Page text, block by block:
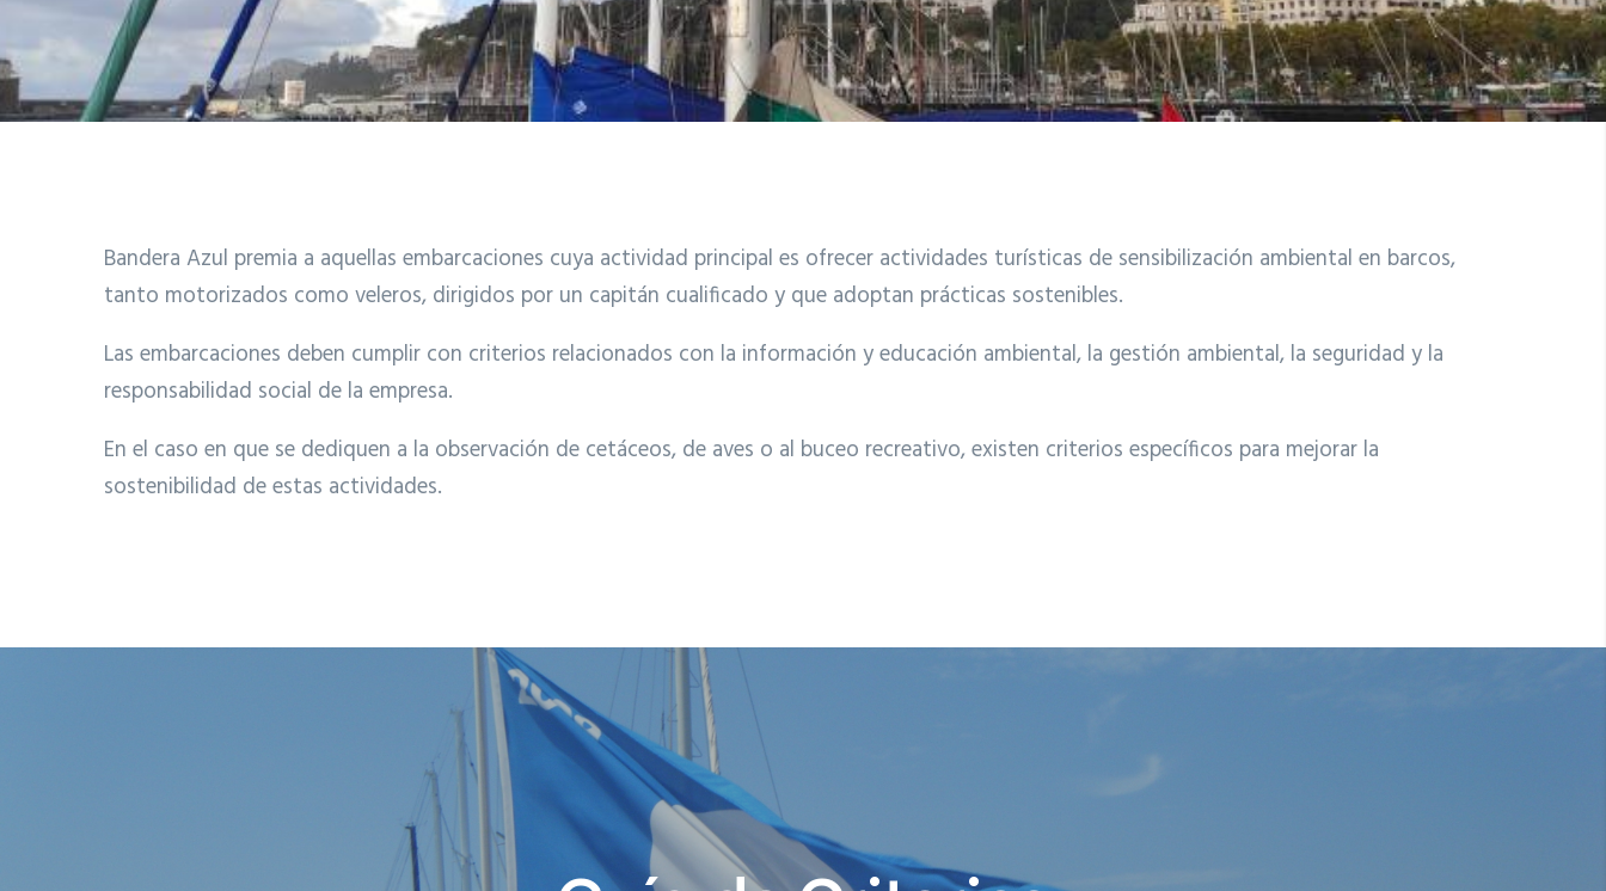
Bandera Azul premia a aquellas embarcaciones cuya actividad principal es ofrecer actividades turísticas de sensibilización ambiental en barcos,
tanto motorizados como veleros, dirigidos por un capitán cualificado y que adoptan prácticas sostenibles.
Las embarcaciones deben cumplir con criterios relacionados con la información y educación ambiental, la gestión ambiental, la seguridad y la
responsabilidad social de la empresa.
En el caso en que se dediquen a la observación de cetáceos, de aves o al buceo recreativo, existen criterios específicos para mejorar la
sostenibilidad de estas actividades.